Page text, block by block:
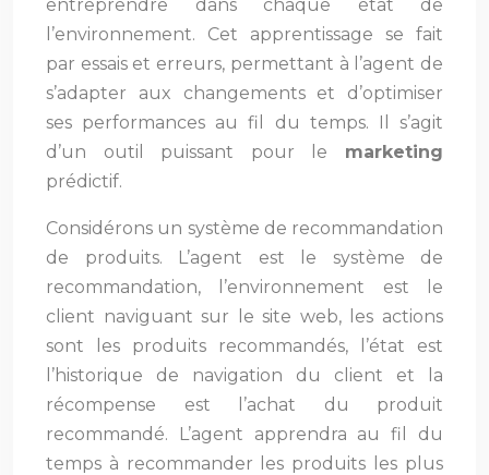
entreprendre dans chaque état de
l’environnement. Cet apprentissage se fait
par essais et erreurs, permettant à l’agent de
s’adapter aux changements et d’optimiser
ses performances au fil du temps. Il s’agit
d’un outil puissant pour le marketing
prédictif.
Considérons un système de recommandation
de produits. L’agent est le système de
recommandation, l’environnement est le
client naviguant sur le site web, les actions
sont les produits recommandés, l’état est
l’historique de navigation du client et la
récompense est l’achat du produit
recommandé. L’agent apprendra au fil du
temps à recommander les produits les plus